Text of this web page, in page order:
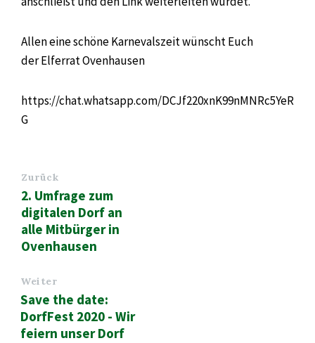
Allen eine schöne Karnevalszeit wünscht Euch
der Elferrat Ovenhausen
https://chat.whatsapp.com/DCJf220xnK99nMNRc5YeR
G
Zurück
2. Umfrage zum
digitalen Dorf an
alle Mitbürger in
Ovenhausen
Weiter
Save the date:
DorfFest 2020 - Wir
feiern unser Dorf